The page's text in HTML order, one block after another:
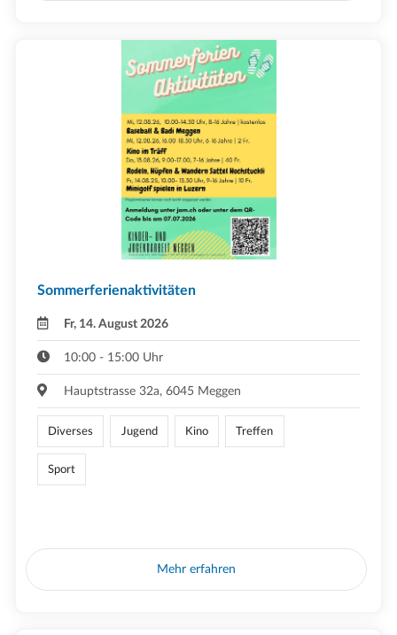
Sommerferienaktivitäten
Fr, 14. August 2026
10:00 - 15:00 Uhr
Hauptstrasse 32a, 6045 Meggen
Diverses Jugend Kino Treffen
Sport
Mehr erfahren